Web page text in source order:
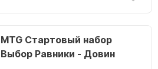
MTG Стартовый набор
Выбор Равники - Довин